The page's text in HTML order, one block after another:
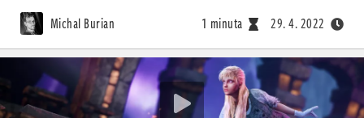
Michal Burian 1 minuta 29. 4. 2022